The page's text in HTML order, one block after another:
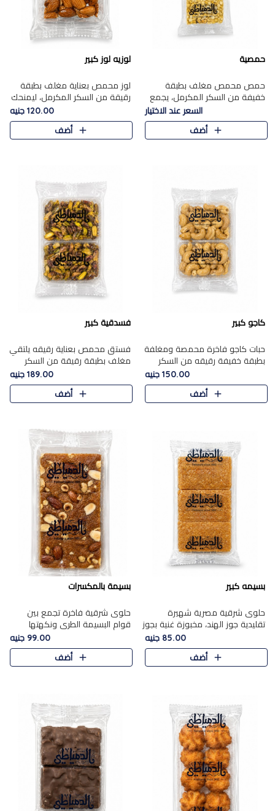
حمصية
حمص محمص مغلف بطبقة
خفيفة من السكر المكرمل، يجمع
بين القرمشة المميزة والطعم
الشرقي الأصيل في واحدة من أشهر
حلويات الموسم.
السعر عند الاختيار
أضف
لوزيه لوز كبير
لوز محمص بعناية مغلف بطبقة
رقيقة من السكر المكرمل، ليمنحك
قرمشة راقية ونكهة غنية تبرز
فخامة اللوز في كل قطعة.
120.00 جنيه
أضف
كاجو كبير
حبات كاجو فاخرة محمصة ومغلفة
بطبقة خفيفة رقيقه من السكر
المكرمل، تجمع بين توازن النعومة
زبدية غنية فاخرة والقرمشة
المرضية في حلوى شرقية بطاب..
150.00 جنيه
أضف
فسدقية كبير
فستق محمص بعناية رقيقه يلتقي
مغلف بطبقة رقيقة من السكر
المكرمل، ليقدم مذاقًا فاخرًا حلوي
شرقية فاخرة ونكهة غنية ناتي تميز
كل قطعة و قوام هش
189.00 جنيه
أضف
بسيمه كبير
حلوى شرقية مصرية شهيرة
تقليدية جوز الهند، مخبوزة غنية بجوز
الهند، بلمسه ذهبية وتتميز بقوامها
المرمل وطعمها اللذيذ الذي يشبه
البسبوسة. تُخبز..
85.00 جنيه
أضف
بسيمة بالمكسرات
حلوى شرقية فاخرة تجمع بين
قوام البسيمة الطري ونكهتها
الغنية، مزينة بتشكيلة مختارة من
اللوز والبندق والمكسرات الفاخرة.
مزيج متوازن من القوام ..
99.00 جنيه
أضف